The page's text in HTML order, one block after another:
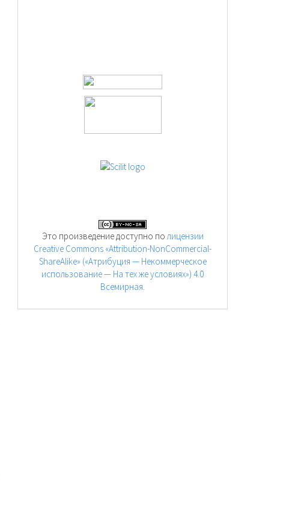
Это произведение доступно полицензии
Creative Commons «Attribution-NonCommercial-
ShareAlike» («Атрибуция — Некоммерческое
использование — На тех же условиях») 4.0
Всемирная.